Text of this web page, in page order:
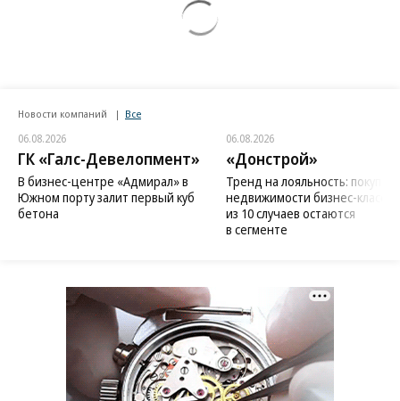
Новости компаний Все
06.08.2026
ГК «Галс-Девелопмент»
В бизнес-центре «Адмирал» в
Южном порту залит первый куб
бетона
06.08.2026
«Донстрой»
Тренд на лояльность:
недвижимости бизнес-класса
из 10 случаев остаются
в сегменте